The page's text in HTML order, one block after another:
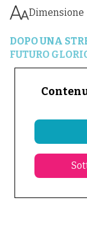
Dimensione
DOPO UNA
FUTURO